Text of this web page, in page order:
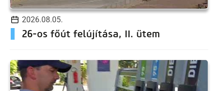
2026.08.05.
26-os főút felújítása, II. ütem